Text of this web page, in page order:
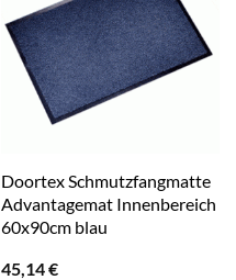
Doortex Schmutzfangmatte
Advantagemat Innenbereich
60x90cm blau
45,14€